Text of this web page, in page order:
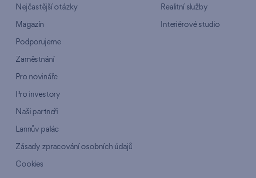
Nejčastější otázky
Magazín
Podporujeme
Zaměstnání
Pro novináře
Pro investory
Naši partneři
Lannův palác
Zásady zpracování osobních údajů
Cookies
Realitní služby
Interiérové studio